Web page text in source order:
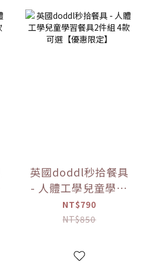
英國doddl秒拾餐具
- 人體工學兒童學習
餐具2件組 4款可選
【優惠限定】
NT$790
NT$850